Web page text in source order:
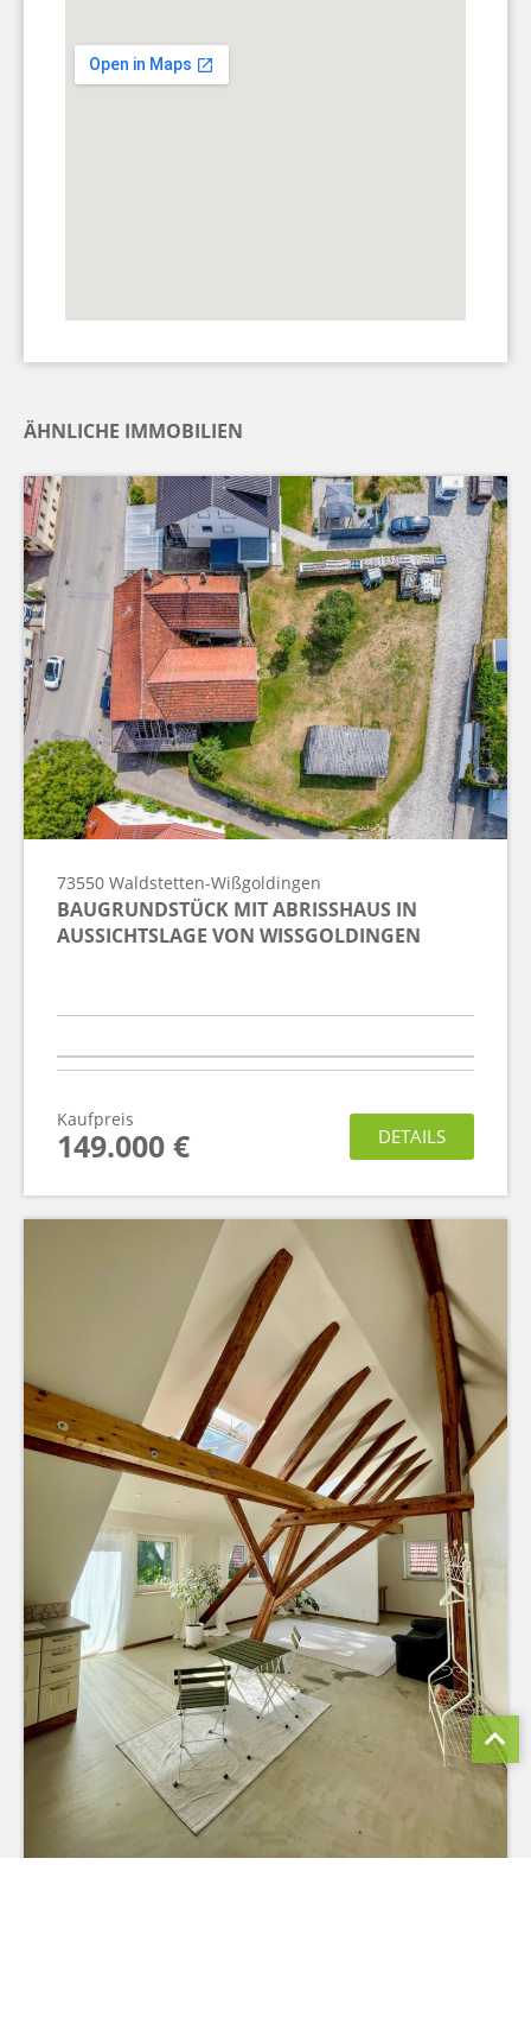
ÄHNLICHE IMMOBILIEN
73550 Waldstetten-Wißgoldingen
BAUGRUNDSTÜCK MIT ABRISSHAUS IN
AUSSICHTSLAGE VON WISSGOLDINGEN
Kaufpreis
149.000 € DETAILS